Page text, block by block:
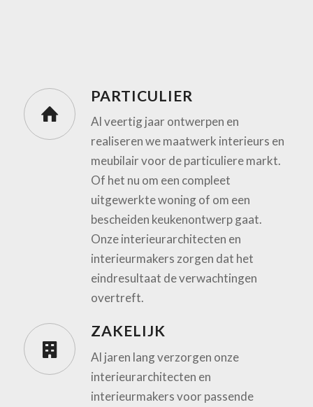
PARTICULIER
Al veertig jaar ontwerpen en
realiseren we maatwerk interieurs en
meubilair voor de particuliere markt.
Of het nu om een compleet
uitgewerkte woning of om een
bescheiden keukenontwerp gaat.
Onze interieurarchitecten en
interieurmakers zorgen dat het
eindresultaat de verwachtingen
overtreft.
ZAKELIJK
Al jaren lang verzorgen onze
interieurarchitecten en
interieurmakers voor passende